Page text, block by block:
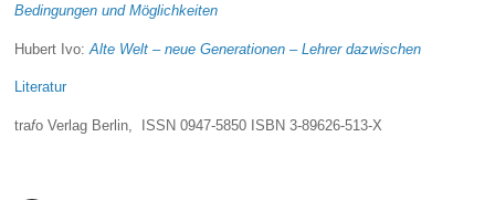
Bedingungen und Möglichkeiten
Hubert Ivo:Alte Welt – neue Generationen – Lehrer dazwischen
Literatur
trafo Verlag Berlin, ISSN 0947-5850 ISBN3-89626-513-X